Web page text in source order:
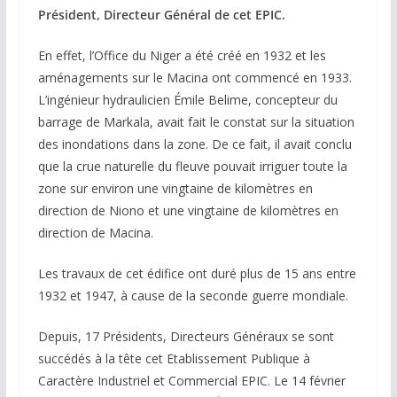
Président, Directeur Général de cet EPIC.
En effet, l’Office du Niger a été créé en 1932 et les
aménagements sur le Macina ont commencé en 1933.
L’ingénieur hydraulicien Émile Belime, concepteur du
barrage de Markala, avait fait le constat sur la situation
des inondations dans la zone. De ce fait, il avait conclu
que la crue naturelle du fleuve pouvait irriguer toute la
zone sur environ une vingtaine de kilomètres en
direction de Niono et une vingtaine de kilomètres en
direction de Macina.
Les travaux de cet édifice ont duré plus de 15 ans entre
1932 et 1947, à cause de la seconde guerre mondiale.
Depuis, 17 Présidents, Directeurs Généraux se sont
succédés à la tête cet Etablissement Publique à
Caractère Industriel et Commercial EPIC. Le 14 février